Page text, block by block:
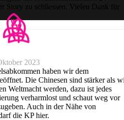
Story zu schliessen. Vielen Dank für
2023
haben wir dem
Die Chinesen sind stärker als
Weltmacht werden, dazu ist jedes
verharmlost und schaut weg vor
Auch in der Nähe von
die KP hier.